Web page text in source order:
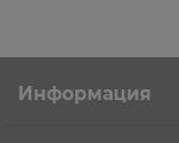
Информация